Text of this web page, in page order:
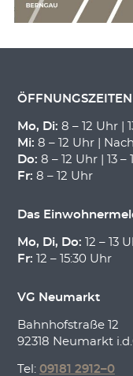
ÖFFNUNGSZEITEN
Mo, Di: 8 – 12 Uhr |
Mi: 8 – 12 Uhr |
Do: 8 – 12 Uhr | 13 –
Fr: 8 – 12 Uhr
Das
Mo, Di, Do: 12 – 13
Fr: 12 – 15:30 Uhr
VG Neumarkt
Bahnhofstraße 12
92318 Neumarkt
Tel: 09181 2912–0